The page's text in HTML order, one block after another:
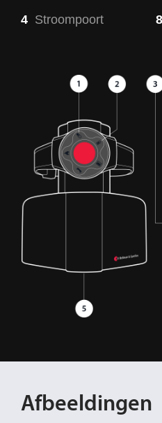
4 Stroompoort
8
Afbeeldingen